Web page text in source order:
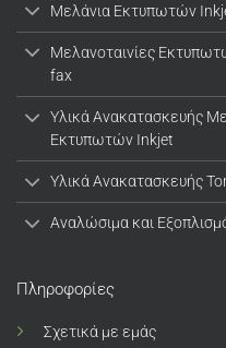
Μελάνια Εκτυπωτών
Μελανοταινίες
fax
Υλικά Ανακατασκευής
Εκτυπωτών Inkjet
Υλικά Ανακατασκευής
Αναλώσιμα και
Πληροφορίες
Σχετικά με εμάς